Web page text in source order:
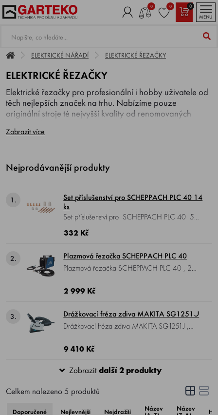
0 0
0
MENU
ELEKTRICKÉ NÁŘADÍ ELEKTRICKÉ ŘEZAČKY
ELEKTRICKÉ ŘEZAČKY
Elektrické řezačky pro profesionální i hobby uživatele od
těch nejlepších značek na trhu. Nabízíme pouze
originální stroje té nejvyšší kvality od renomovaných
například plazmové řezačky, drážkovací frézy zdiva,
Zobrazit více
Nejprodávanější produkty
1.
Set příslušenství pro SCHEPPACH PLC 40 14
ks
Set příslušenství pro SCHEPPACH PLC 40 5x
tryska, 5x elektroda, 2x keramická koncovka
332 Kč
2.
Plazmová řezačka SCHEPPACH PLC 40
Plazmová řezačka SCHEPPACH PLC 40 , 230
tlak 4-4,5 bar, hmotnost 6 kg. Včetně
2 999 Kč
3.
Drážkovací fréza zdiva MAKITA SG1251J
Drážkovací fréza zdiva MAKITA SG1251J ,
kotouč Ø 125 mm, otvor kotouče Ø 22,23
9 410 Kč
Zobrazitdalší 2 produkty
Celkem nalezeno 5 produktů
Doporučené Nejlevnější Nejdražší
Název
Název